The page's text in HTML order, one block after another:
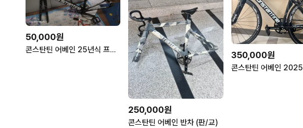
50,000원
콘스탄틴 어베인 25년식 프레임 (크랭크셋 포함)
250,000원
콘스탄틴 어베인 반차 (판/교)
350,000원
콘스탄틴 어베인 2025